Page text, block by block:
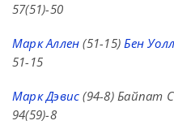
57(51)-50
Марк Аллен (51-15)Бен
51-15
Марк Дэвис (94-8) Байпат
94(59)-8